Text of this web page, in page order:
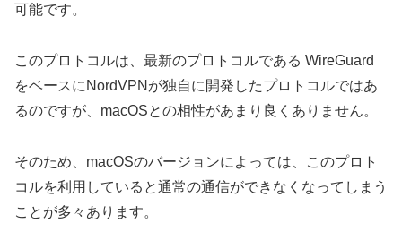
可能です。
このプロトコルは、最新のプロトコルである WireGuard
をベースにNordVPNが独自に開発したプロトコルではあ
るのですが、macOSとの相性があまり良くありません。
そのため、macOSのバージョンによっては、このプロト
コルを利用していると通常の通信ができなくなってしまう
ことが多々あります。